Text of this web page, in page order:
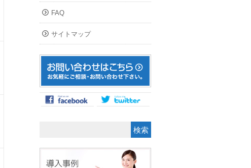
FAQ
サイトマップ